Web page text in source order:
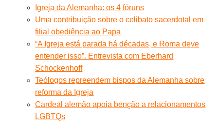
Igreja da Alemanha: os 4 fóruns
Uma contribuição sobre o celibato sacerdotal em
filial obediência ao Papa
“A Igreja está parada há décadas, e Roma deve
entender isso”. Entrevista com Eberhard
Schockenhoff
Teólogos repreendem bispos da Alemanha sobre
reforma da Igreja
Cardeal alemão apoia benção a relacionamentos
LGBTQs